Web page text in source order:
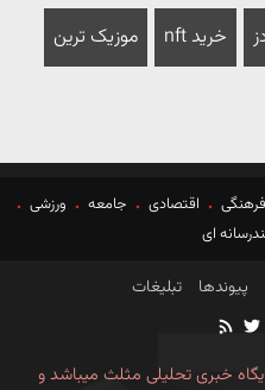
خرید nft موزیک ترین
فرهنگی اقتصادی جامعه
ورزشی
ای
پیوندها تبلیغات
خبری تحلیلی مثلث میباشد و